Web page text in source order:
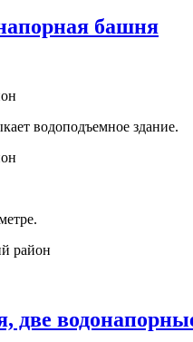
башня
водоподъемное здание.
район
две